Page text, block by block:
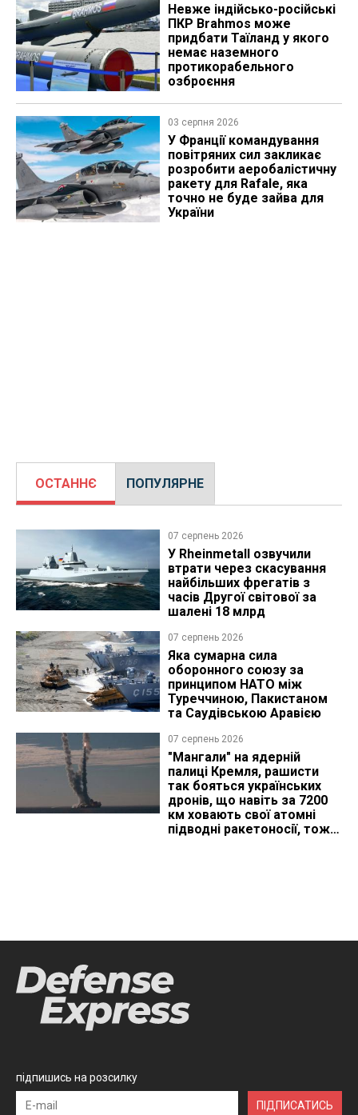
Невже індійсько-російські
ПКР Brahmos може
придбати Таїланд у якого
немає наземного
протикорабельного
озброєння
03 серпня 2026
У Франції командування
повітряних сил закликає
розробити аеробалістичну
ракету для Rafale, яка
точно не буде зайва для
України
ОСТАННЄ ПОПУЛЯРНЕ
07 серпень 2026
У Rheinmetall озвучили
втрати через скасування
найбільших фрегатів з
часів Другої світової за
шалені 18 млрд
07 серпень 2026
Яка сумарна сила
оборонного союзу за
принципом НАТО між
Туреччиною, Пакистаном
та Саудівською Аравією
07 серпень 2026
"Мангали" на ядерній
палиці Кремля, рашисти
так бояться українських
дронів, що навіть за 7200
км ховають свої атомні
підводні ракетоносії, тож
підпишись на розсилку
ПІДПИСАТИСЬ